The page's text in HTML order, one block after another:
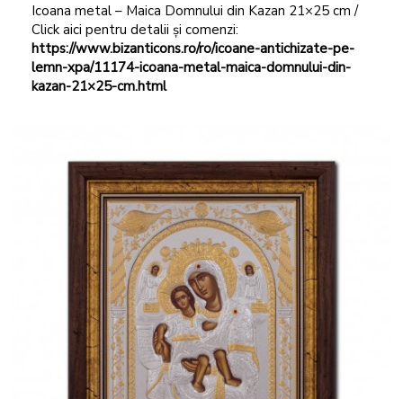
Icoana metal – Maica Domnului din Kazan 21×25 cm /
Click aici pentru detalii și comenzi:
https://www.bizanticons.ro/ro/icoane-antichizate-pe-
lemn-xpa/11174-icoana-metal-maica-domnului-din-
kazan-21×25-cm.html